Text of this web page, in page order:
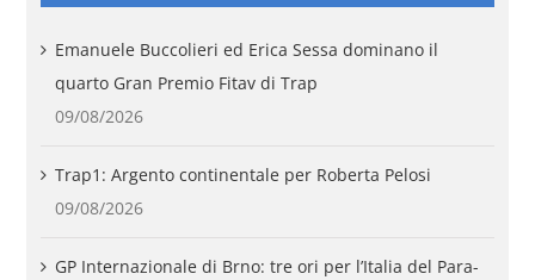
Emanuele Buccolieri ed Erica Sessa dominano il
quarto Gran Premio Fitav di Trap
09/08/2026
Trap1: Argento continentale per Roberta Pelosi
09/08/2026
GP Internazionale di Brno: tre ori per l’Italia del Para-